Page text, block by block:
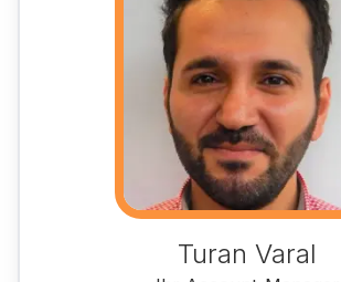
Turan Varal